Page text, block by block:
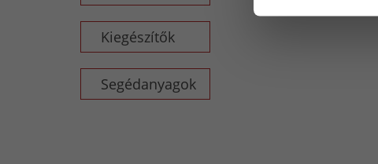
Kiegészítők
Segédanyagok